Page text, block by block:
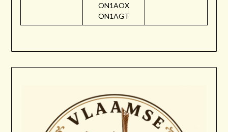
ON1AOX
ON1AGT